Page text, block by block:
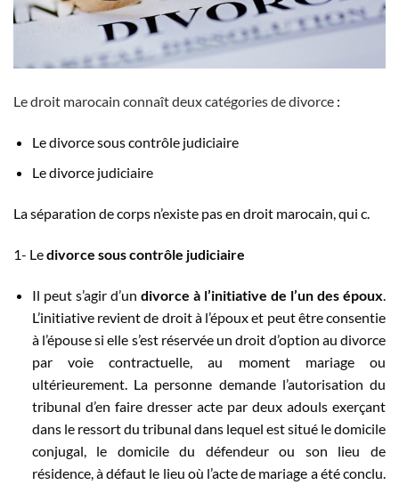
Le droit marocain connaît deux catégories de divorce :
Le divorce sous contrôle judiciaire
Le divorce judiciaire
La séparation de corps n’existe pas en droit marocain, qui c.
1- Ledivorce sous contrôle judiciaire
Il peut s’agir d’un divorce à l’initiative de l’un des époux.
L’initiative revient de droit à l’époux et peut être consentie
à l’épouse si elle s’est réservée un droit d’option au divorce
par voie contractuelle, au moment mariage ou
ultérieurement. La personne demande l’autorisation du
tribunal d’en faire dresser acte par deux adouls exerçant
dans le ressort du tribunal dans lequel est situé le domicile
conjugal, le domicile du défendeur ou son lieu de
résidence, à défaut le lieu où l’acte de mariage a été conclu.